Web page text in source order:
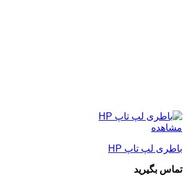
مشاهده
باطری لپ تاپ HP
تماس بگیرید